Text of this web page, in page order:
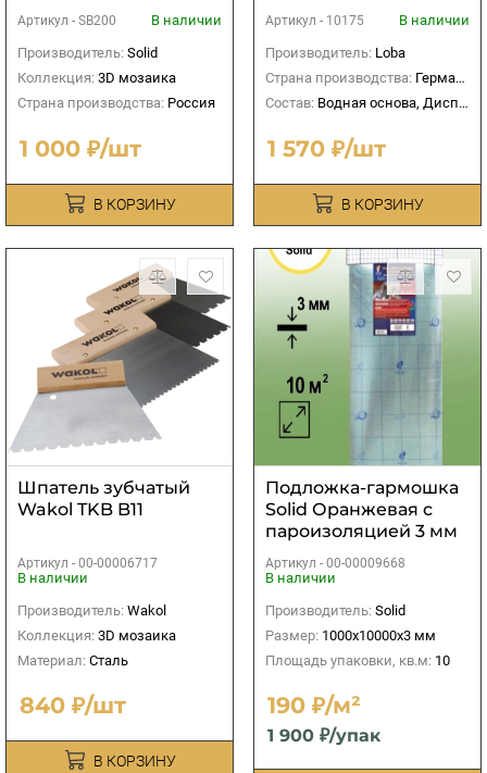
Артикул - SB200
В наличии
Производитель: Solid
Коллекция: 3D мозаика
Страна производства: Россия
1 000 ₽/шт
В КОРЗИНУ
Артикул - 10175
В наличии
Производитель: Loba
Страна производства: Германия
Состав: Водная основа, Дисперсионный
1 570 ₽/шт
В КОРЗИНУ
Шпатель зубчатый
Wakol TKB B11
Артикул - 00-00006717
В наличии
Производитель: Wakol
Коллекция: 3D мозаика
Материал: Сталь
840 ₽/шт
В КОРЗИНУ
Подложка-гармошка
Solid Оранжевая с
пароизоляцией 3 мм
Артикул - 00-00009668
В наличии
Производитель: Solid
Размер: 1000х10000х3 мм
Площадь упаковки, кв.м: 10
190 ₽/м²
1 900 ₽/упак